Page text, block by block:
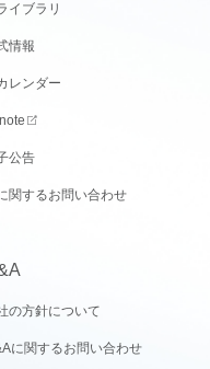
イブラリ
情報
レンダー
公告
関するお問い合わせ
の方針について
に関するお問い合わせ